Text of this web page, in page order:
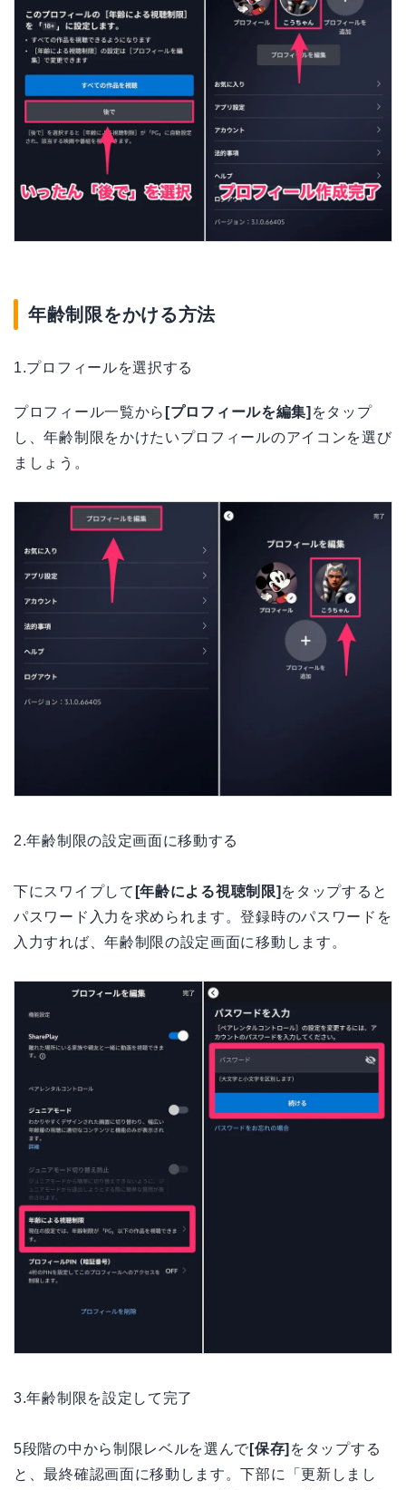
年齢制限をかける方法
1.プロフィールを選択する
プロフィール一覧から [プロフィールを編集] をタップ
し、年齢制限をかけたいプロフィールのアイコンを選び
ましょう。
2.年齢制限の設定画面に移動する
下にスワイプして [年齢による視聴制限] をタップすると
パスワード入力を求められます。登録時のパスワードを
入力すれば、年齢制限の設定画面に移動します。
3.年齢制限を設定して完了
5段階の中から制限レベルを選んで [保存] をタップする
と、最終確認画面に移動します。下部に「更新しまし